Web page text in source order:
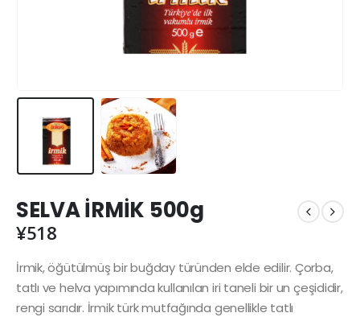
SELVA İRMİK 500g
¥518
İrmik, öğütülmüş bir buğday türünden elde edilir. Çorba,
tatlı ve helva yapımında kullanılan iri taneli bir un çeşididir,
rengi sarıdır. İrmik türk mutfağında genellikle tatlı